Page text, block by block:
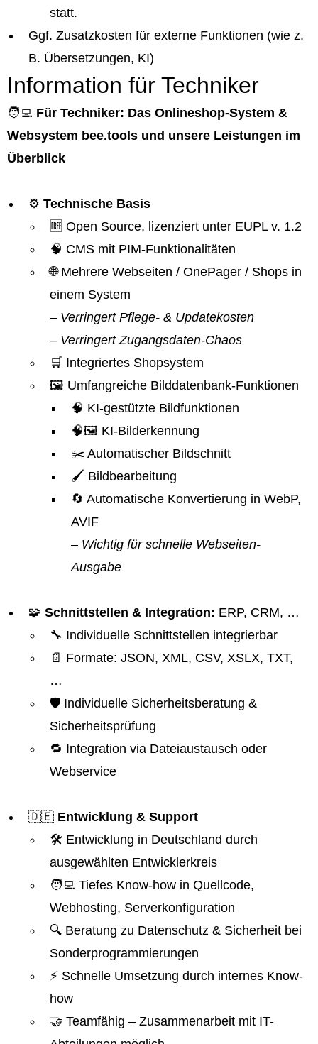
statt.
Ggf. Zusatzkosten für externe Funktionen (wie z.
B. Übersetzungen, KI)
Information für Techniker
🧑‍💻 Für Techniker: Das Onlineshop-System &
Websystem bee.tools und unsere Leistungen im
Überblick
⚙️ Technische Basis
🆓 Open Source, lizenziert unter EUPL v. 1.2
🧠 CMS mit PIM-Funktionalitäten
🌐 Mehrere Webseiten / OnePager / Shops in
einem System
– Verringert Pflege- & Updatekosten
– Verringert Zugangsdaten-Chaos
🛒 Integriertes Shopsystem
🖼️ Umfangreiche Bilddatenbank-Funktionen
🧠 KI-gestützte Bildfunktionen
🧠🖼️ KI-Bilderkennung
✂️ Automatischer Bildschnitt
🖌️ Bildbearbeitung
🔄 Automatische Konvertierung in WebP,
AVIF
– Wichtig für schnelle Webseiten-
Ausgabe
🧩 Schnittstellen & Integration: ERP, CRM, …
🔧 Individuelle Schnittstellen integrierbar
📄 Formate: JSON, XML, CSV, XSLX, TXT,
…
🛡️ Individuelle Sicherheitsberatung &
Sicherheitsprüfung
🔁 Integration via Dateiaustausch oder
Webservice
🇩🇪 Entwicklung & Support
🛠️ Entwicklung in Deutschland durch
ausgewählten Entwicklerkreis
🧑‍💻 Tiefes Know-how in Quellcode,
Webhosting, Serverkonfiguration
🔍 Beratung zu Datenschutz & Sicherheit bei
Sonderprogrammierungen
⚡ Schnelle Umsetzung durch internes Know-
how
🤝 Teamfähig – Zusammenarbeit mit IT-